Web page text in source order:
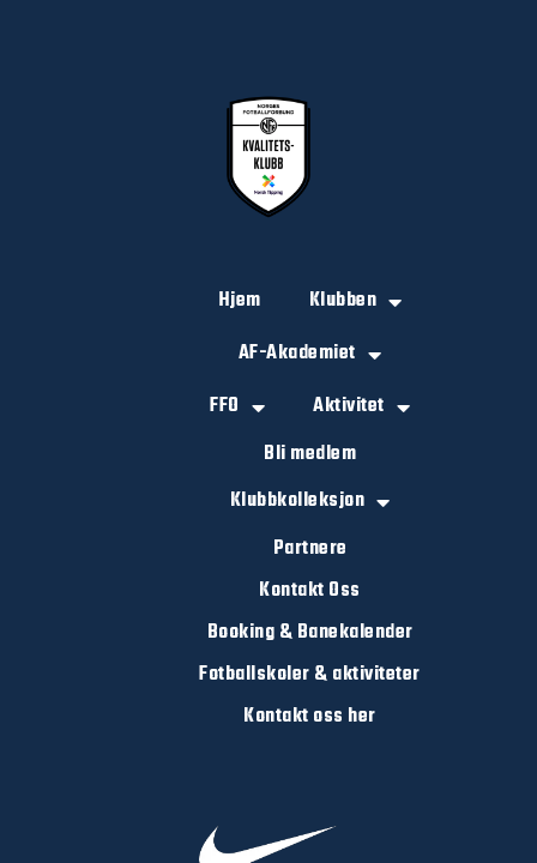
Hjem
Klubben
AF-Akademiet
FFO
Aktivitet
Bli medlem
Klubbkolleksjon
Partnere
Kontakt Oss
Booking & Banekalender
Fotballskoler & aktiviteter
Kontakt oss her